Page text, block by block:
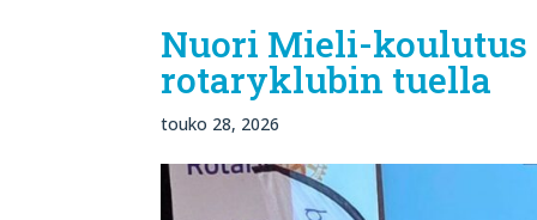
Nuori Mieli-
rotaryklubin tuella
touko 28, 2026